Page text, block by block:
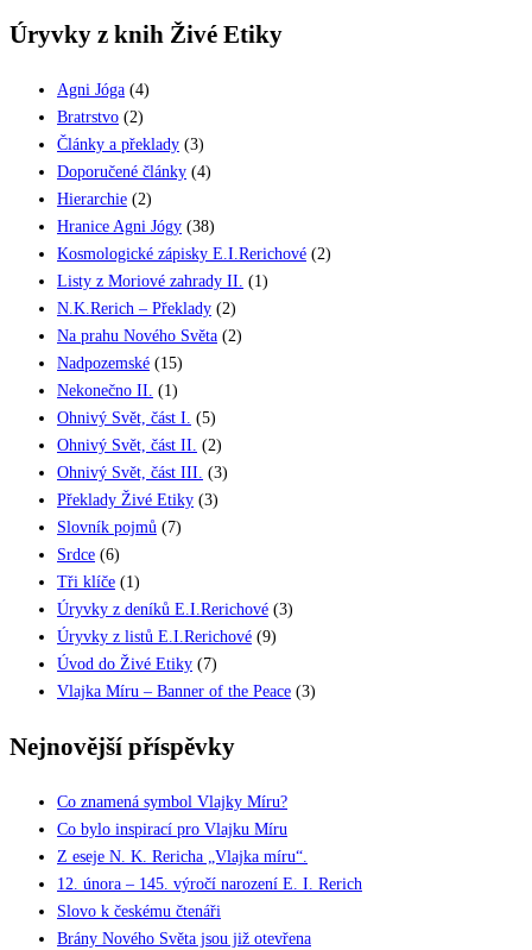
Úryvky z knih Živé Etiky
Agni Jóga (4)
Bratrstvo (2)
Články a překlady (3)
Doporučené články (4)
Hierarchie (2)
Hranice Agni Jógy (38)
Kosmologické zápisky E.I.Rerichové (2)
Listy z Moriové zahrady II. (1)
N.K.Rerich – Překlady (2)
Na prahu Nového Světa (2)
Nadpozemské (15)
Nekonečno II. (1)
Ohnivý Svět, část I. (5)
Ohnivý Svět, část II. (2)
Ohnivý Svět, část III. (3)
Překlady Živé Etiky (3)
Slovník pojmů (7)
Srdce (6)
Tři klíče (1)
Úryvky z deníků E.I.Rerichové (3)
Úryvky z listů E.I.Rerichové (9)
Úvod do Živé Etiky (7)
Vlajka Míru – Banner of the Peace (3)
Nejnovější příspěvky
Co znamená symbol Vlajky Míru?
Co bylo inspirací pro Vlajku Míru
Z eseje N. K. Rericha „Vlajka míru“.
12. února – 145. výročí narození E. I. Rerich
Slovo k českému čtenáři
Brány Nového Světa jsou již otevřena